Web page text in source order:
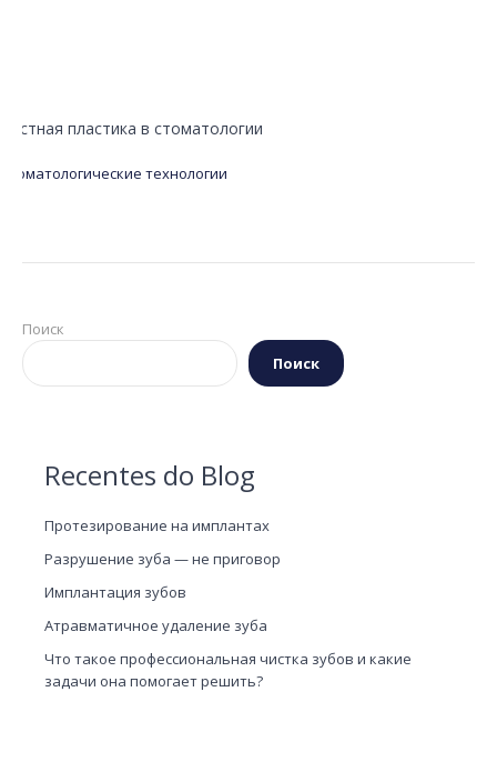
Костная пластика в стоматологии
Стоматологические технологии
Поиск
Поиск
Recentes do Blog
Протезирование на имплантах
Разрушение зуба — не приговор
Имплантация зубов
Атравматичное удаление зуба
Что такое профессиональная чистка зубов и какие
задачи она помогает решить?